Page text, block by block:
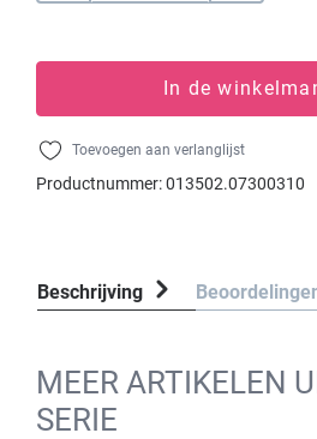
In de
Toevoegen aan verlanglijst
Productnummer:013502.07300310
Beschrijving
MEER ARTIKELEN
SERIE